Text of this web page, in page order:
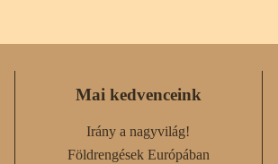
Mai kedvenceink
Irány a nagyvilág!
Földrengések Európában